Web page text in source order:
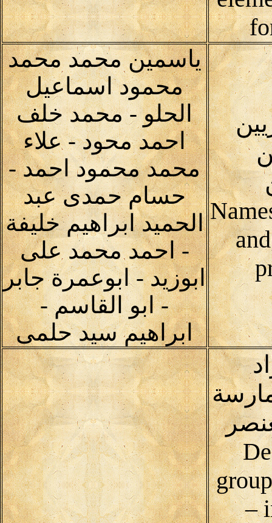
ياسمين محمد محمد
محمود اسماعيل
الحلو - محمد خلف
احمد محود - علاء
محمد محمود احمد -
حسام حمدى عبد
الحميد ابراهيم خليفة
- احمد محمد على
ابوزيد - ابوعمرة جابر
- ابو القاسم -
ابراهيم سيد حلمى
–